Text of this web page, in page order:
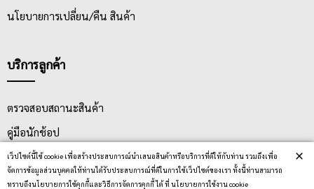
เว็ปไซต์นี้ใช้ cookie เพื่อสร้างประสบการณ์นำเสนอสินค้าหรือบริการที่ดีให้กับท่าน รวมถึงเพื่อ
จัดการข้อมูลส่วนบุคคลให้ท่านได้รับประสบการณ์ที่ดีในการใช้เว็ปไซต์ของเรา ทั้งนี้ท่านสามารถ
ทราบถึงนโยบายการใช้คุกกี้และวิธีการจัดการคุกกี้ ได้ ที่ นโยบายการใช้งาน cookie
×
นโยบายการเปลี่ยน/คืน สินค้า
บริการลูกค้า
ตรวจสอบสถานะสินค้า
คู่มือนักช้อป
วิธีลบคุกกี้